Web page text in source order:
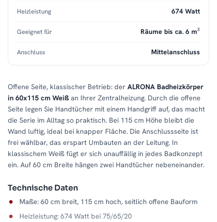
Offene Seite, klassischer Betrieb: der ALRONA Badheizkörper
in 60x115 cm Weiß an Ihrer Zentralheizung. Durch die offene
Seite legen Sie Handtücher mit einem Handgriff auf, das macht
die Serie im Alltag so praktisch. Bei 115 cm Höhe bleibt die
Wand luftig, ideal bei knapper Fläche. Die Anschlussseite ist
frei wählbar, das erspart Umbauten an der Leitung. In
klassischem Weiß fügt er sich unauffällig in jedes Badkonzept
ein. Auf 60 cm Breite hängen zwei Handtücher nebeneinander.
Technische Daten
Maße: 60 cm breit, 115 cm hoch, seitlich offene Bauform
Heizleistung: 674 Watt bei 75/65/20
Heizleistung 674 Watt
Geeignet für Räume bis ca. 6 m²
Anschluss Mittelanschluss